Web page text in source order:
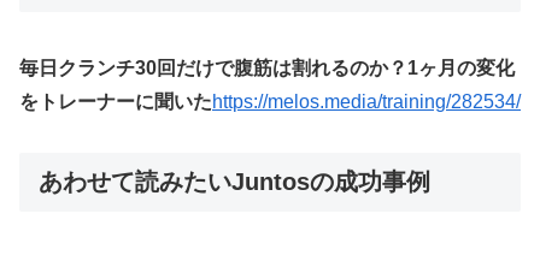
毎日クランチ30回だけで腹筋は割れるのか？1ヶ月の変化
をトレーナーに聞いたhttps://melos.media/training/282534/
あわせて読みたいJuntosの成功事例